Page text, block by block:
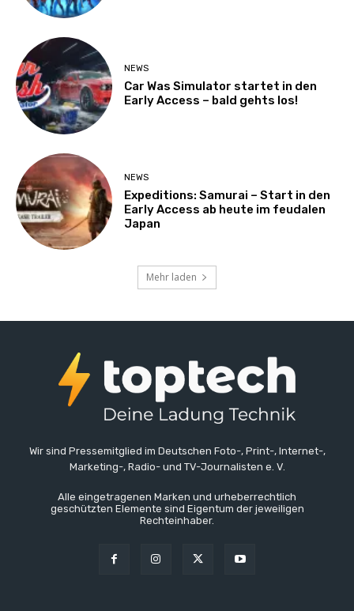
NEWS
Car Was Simulator startet in den
Early Access – bald gehts los!
NEWS
Expeditions: Samurai – Start in den
Early Access ab heute im feudalen
Japan
Mehr laden
Wir sind Pressemitglied im Deutschen Foto-, Print-, Internet-,
Marketing-, Radio- und TV-Journalisten e. V.
Alle eingetragenen Marken und urheberrechtlich
geschützten Elemente sind Eigentum der jeweiligen
Rechteinhaber.